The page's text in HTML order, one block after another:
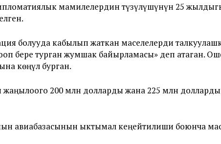
мамилелердин түзүлүшүнүн 25
болууда кабылып жаткан маселелерди
бере турган жумшак байырламасы» деп атаган.
көңүл бурган.
200 млн долларды жана 225 млн
авиабазасынын ыктымал кеңейтилиши боюнча